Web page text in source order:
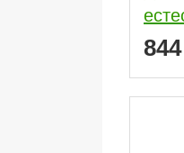
844